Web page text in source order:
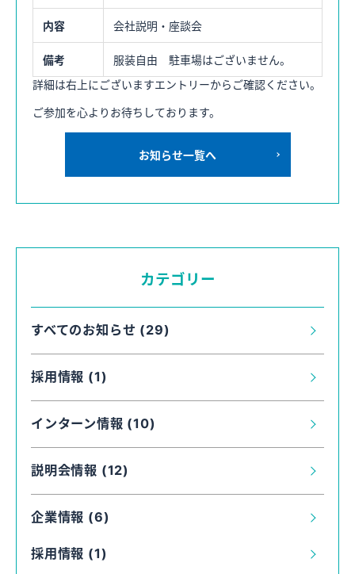
内容 会社説明・座談会
備考
服装自由 駐車場はございません。
詳細は右上にございますエントリーからご確認ください。
ご参加を心よりお待ちしております。
お知らせ一覧へ
カテゴリー
すべてのお知らせ (29)
採用情報 (1)
インターン情報 (10)
説明会情報 (12)
企業情報 (6)
採用情報 (1)